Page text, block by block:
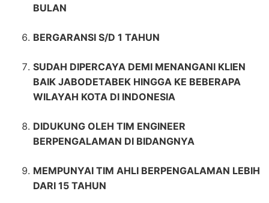
BULAN
BERGARANSI S/D 1 TAHUN
SUDAH DIPERCAYA DEMI MENANGANI KLIEN
BAIK JABODETABEK HINGGA KE BEBERAPA
WILAYAH KOTA DI INDONESIA
DIDUKUNG OLEH TIM ENGINEER
BERPENGALAMAN DI BIDANGNYA
MEMPUNYAI TIM AHLI BERPENGALAMAN LEBIH
DARI 15 TAHUN